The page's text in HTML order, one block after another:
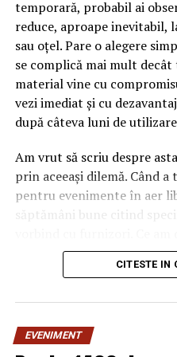
temporară, probabil ai
reduce, aproape inevitabil,
sau oțel. Pare o alegere
se complică mai mult
material vine cu
vezi imediat și cu
după câteva luni de
Am vrut să scriu despre
prin aceeași dilemă. Când
pentru evenimente în aer
săptămâni bune citind
„corect” depinde mult de
pavilionul și de ce condiții
materialului mai
CITESTE IN
EVENIMENT